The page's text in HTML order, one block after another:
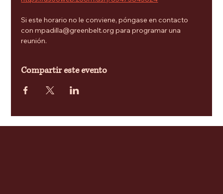
Si este horario no le conviene, póngase en contacto
con mpadilla@greenbelt.org para programar una
reunión.
Compartir este evento